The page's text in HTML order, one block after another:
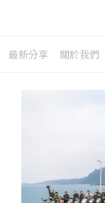
最新分享 關於我們